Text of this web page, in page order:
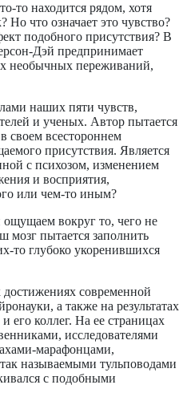
то находится рядом, хотя
Но что означает это чувство?
подобного присутствия? В
Дэй предпринимает
необычных переживаний,
наших пяти чувств,
и ученых. Автор пытается
своем всестороннем
присутствия. Является
с психозом, изменением
и восприятия,
или чем-то иным?
вокруг то, чего не
мозг пытается заполнить
то глубоко укоренившихся
современной
а также на результатах
его коллег. На ее страницах
исследователями
марафонцами,
называемыми тульповодами
с подобными